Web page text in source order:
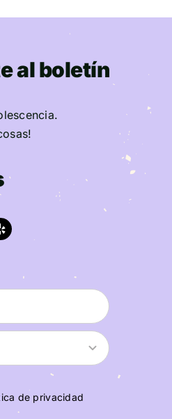
al boletín
de privacidad